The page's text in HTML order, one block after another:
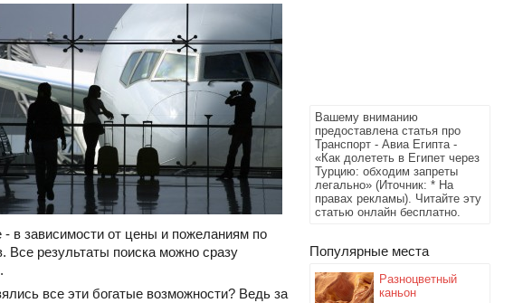
Вашему вниманию
предоставлена статья про
Транспорт - Авиа Египта -
«Как долететь в Египет через
Турцию: обходим запреты
легально» (Иточник: * На
правах рекламы). Читайте эту
статью онлайн бесплатно.
Популярные места
Разноцветный
каньон
в зависимости от цены и пожеланиям по
Все результаты поиска можно сразу
все эти богатые возможности? Ведь за